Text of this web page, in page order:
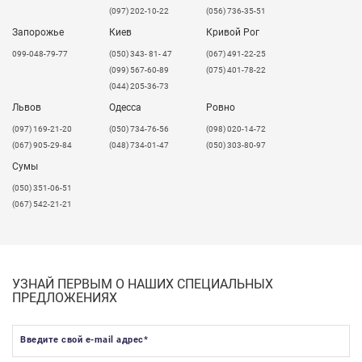
(097) 202-10-22
(056) 736-35-51
Запорожье
099-048-79-77
Киев
(050) 343- 81- 47
(099) 567-60-89
(044) 205-36-73
Кривой Рог
(067) 491-22-25
(075) 401-78-22
Львов
​(097) 169-21-20
(067) 905-29-84
Одесса
(050) 734-76-56
(048) 734-01-47
Ровно
(098) 020-14-72
(050) 303-80-97
Сумы
(050) 351-06-51
(067) 542-21-21
УЗНАЙ ПЕРВЫМ О НАШИХ СПЕЦИАЛЬНЫХ
ПРЕДЛОЖЕНИЯХ
Введите свой e-mail адрес*